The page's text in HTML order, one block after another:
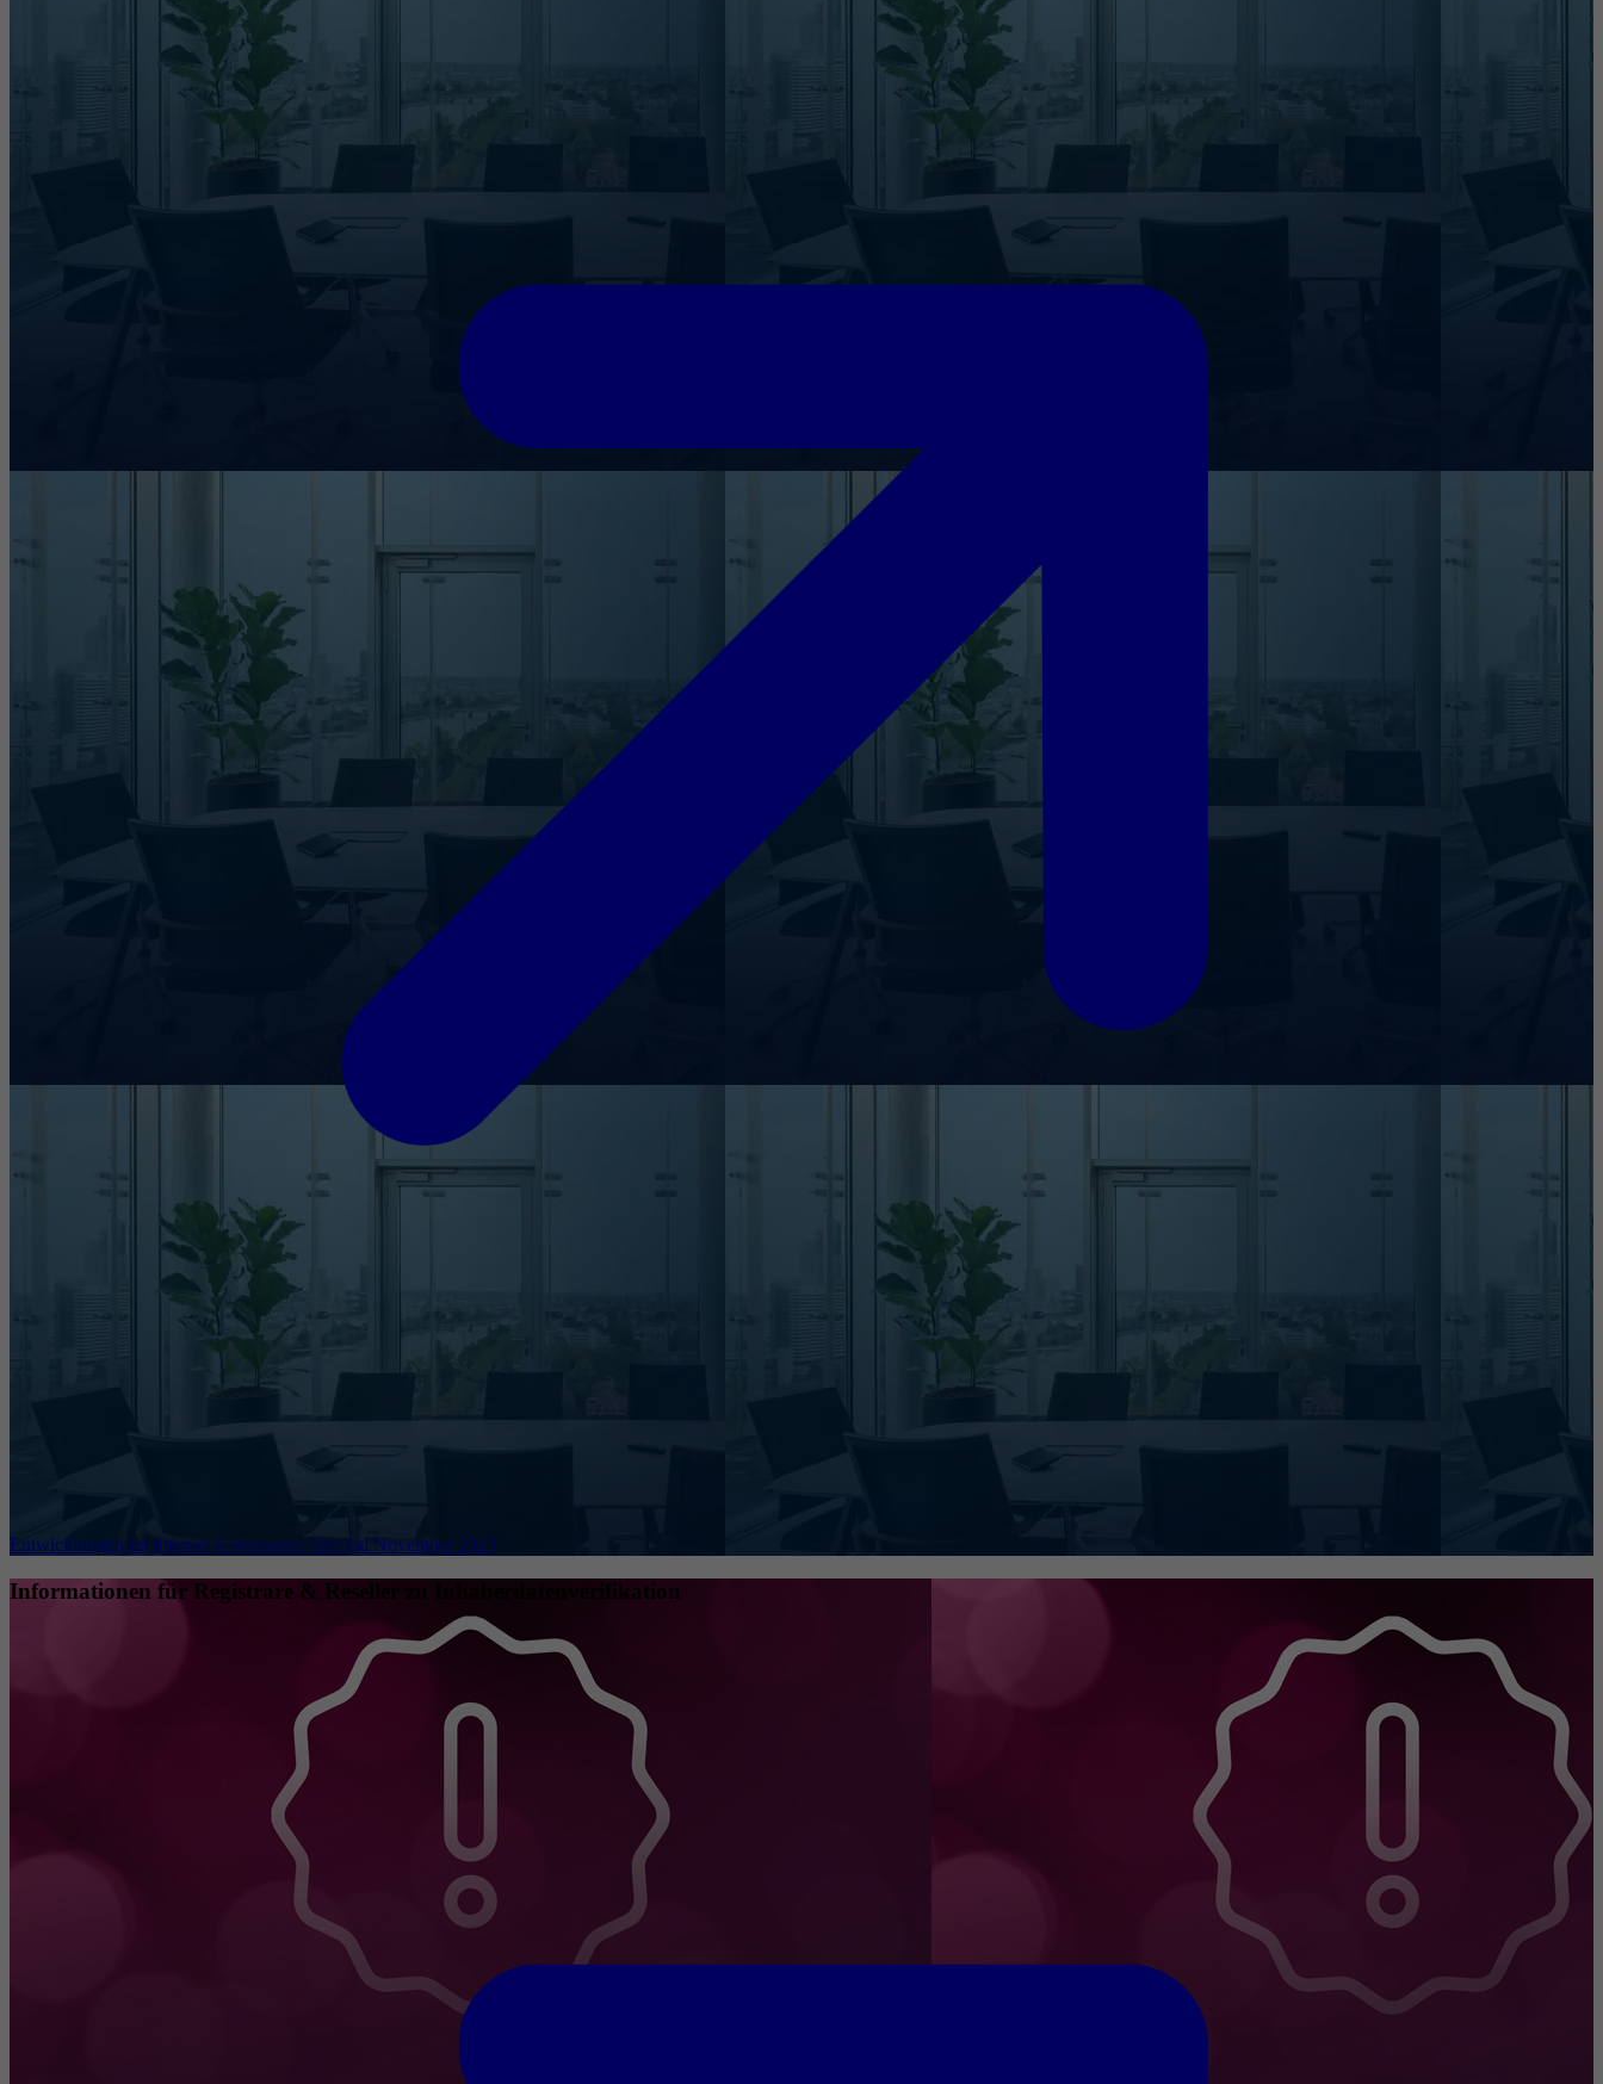
Entwicklungen im Internet Governance Umfeld November 2025
Informationen für Registrare & Reseller zu Inhaberdatenverifikation